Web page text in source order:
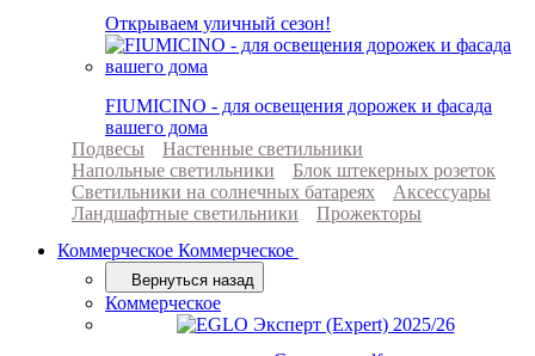
Открываем уличный сезон!
FIUMICINO - для освещения дорожек и фасада
вашего дома
Подвесы
Настенные светильники
Напольные светильники
Блок штекерных розеток
Светильники на солнечных батареях
Аксессуары
Ландшафтные светильники
Прожекторы
Коммерческое Коммерческое
Вернуться назад
Коммерческое